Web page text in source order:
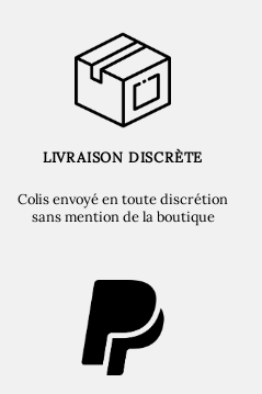
LIVRAISON DISCRÈTE
Colis envoyé en toute discrétion
sans mention de la boutique